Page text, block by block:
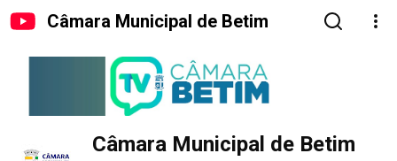
Câmara Municipal de Betim
Câmara Municipal de Betim